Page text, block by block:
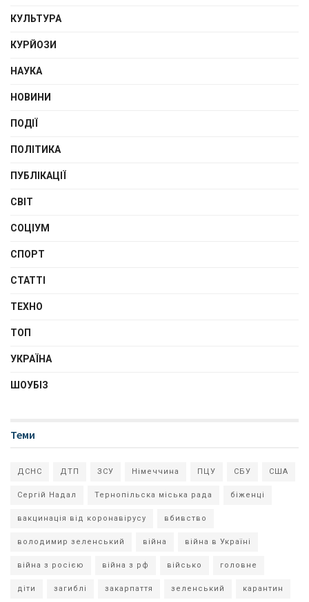
КУЛЬТУРА
КУРЙОЗИ
НАУКА
НОВИНИ
ПОДІЇ
ПОЛІТИКА
ПУБЛІКАЦІЇ
СВІТ
СОЦІУМ
СПОРТ
СТАТТІ
ТЕХНО
ТОП
УКРАЇНА
ШОУБІЗ
Теми
ДСНС ДТП ЗСУ Німеччина ПЦУ СБУ США
Сергій Надал Тернопільска міська рада біженці
вакцинація від коронавірусу вбивство
володимир зеленський війна війна в Україні
війна з росією війна з рф військо головне
діти загиблі закарпаття зеленський карантин